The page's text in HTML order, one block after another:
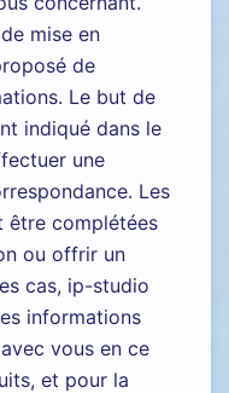
mise en
de
Le but de
indiqué dans le
une
Les
être complétées
ou offrir un
cas, ip-studio
informations
vous en ce
et pour la